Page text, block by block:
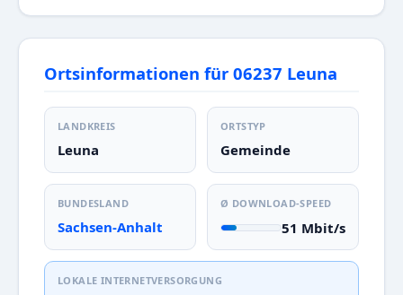
Ortsinformationen für 06237 Leuna
LANDKREIS
Leuna
ORTSTYP
Gemeinde
BUNDESLAND
Sachsen-Anhalt
Ø DOWNLOAD-SPEED
51 Mbit/s
LOKALE INTERNETVERSORGUNG